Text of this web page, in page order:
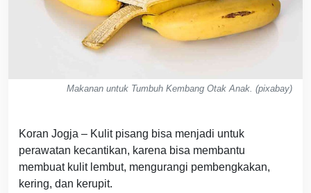
Makanan untuk Tumbuh Kembang Otak Anak. (pixabay)
Koran Jogja – Kulit pisang bisa menjadi untuk
perawatan kecantikan, karena bisa membantu
membuat kulit lembut, mengurangi pembengkakan,
kering, dan kerupit.